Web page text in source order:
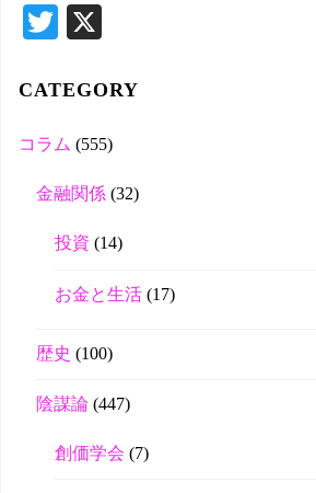
T
tte
CATEGORY
コラム (555)
金融関係 (32)
投資 (14)
お金と生活(17)
歴史 (100)
陰謀論 (447)
創価学会 (7)